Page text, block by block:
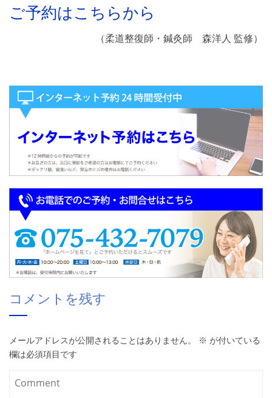
ご予約はこちらから
（柔道整復師・鍼灸師 森洋人 監修）
コメントを残す
メールアドレスが公開されることはありません。 ※ が付いている
欄は必須項目です